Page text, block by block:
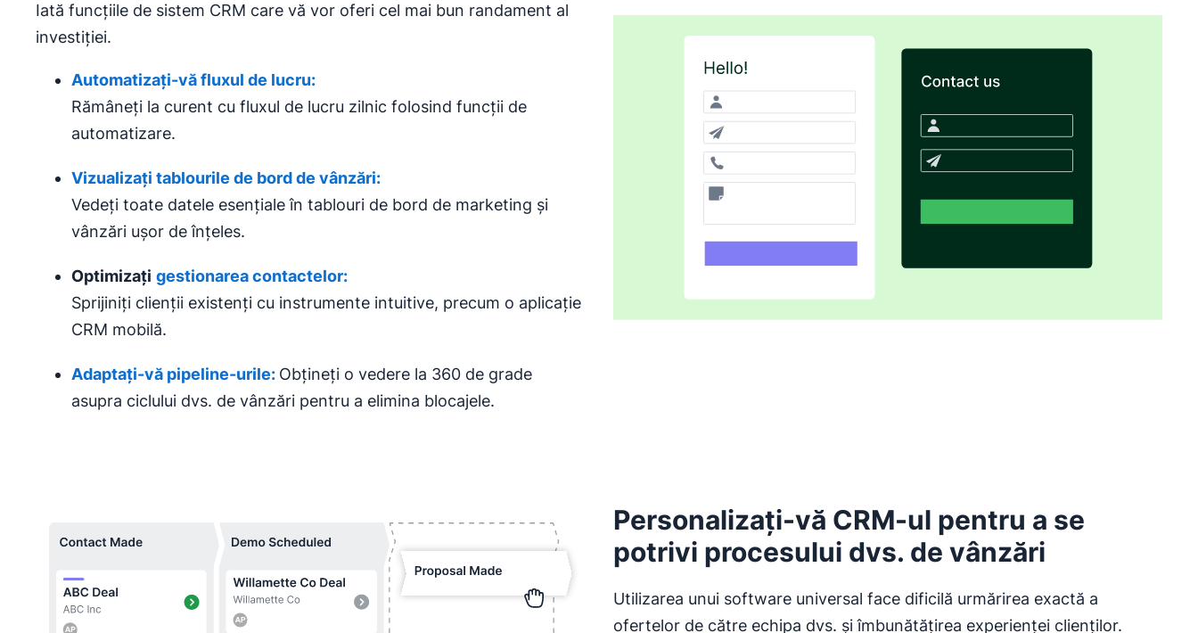
Iată funcțiile de sistem CRM care vă vor oferi cel mai bun randament al
investiției.
Automatizați-vă fluxul de lucru:
Rămâneți la curent cu fluxul de lucru zilnic folosind funcții de
automatizare.
Vizualizați tablourile de bordde vânzări:
Vedeți toate datele esențiale în tablouri de bord de marketing și
vânzări ușor de înțeles.
Optimizați gestionarea contactelor:
Sprijiniți clienții existenți cu instrumente intuitive, precum o aplicație
CRM mobilă.
Adaptați-vă pipeline-urile: Obțineți o vedere la 360 de grade
asupra ciclului dvs. de vânzări pentru a elimina blocajele.
Personalizați-vă CRM-ul pentru a se
potrivi procesului dvs. de vânzări
Utilizarea unui software universal face dificilă urmărirea exactă a
ofertelor de către echipa dvs. și îmbunătățirea experienței clienților.